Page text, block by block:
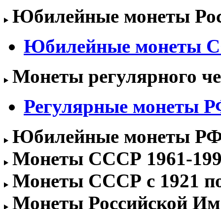
Юбилейные монеты
Юбилейные монеты
Монеты регулярного
Регулярные монеты
Юбилейные монеты РФ
Монеты СССР 1961-
Монеты СССР с 1921 по
Монеты Российской